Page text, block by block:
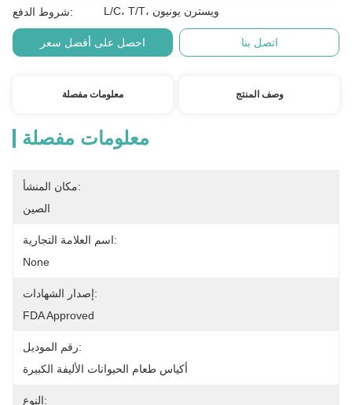
شروط الدفع: L/C، T/T، ويسترن يونيون
احصل على أفضل سعر اتصل بنا
معلومات مفصلة وصف المنتج
معلومات مفصلة
مكان المنشأ:
الصين
اسم العلامة التجارية:
None
إصدار الشهادات:
FDA Approved
رقم الموديل:
أكياس طعام الحيوانات الأليفة الكبيرة
النوع: